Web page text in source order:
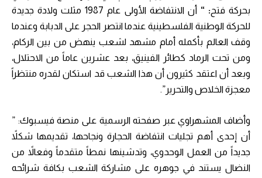
بحركة فتح: “
أن الانتفاضة الأولى عام 1987 مثلت ولادة جديدة
للحركة الوطنية الفلسطينية عندما انتصر الحجر على الدبابة وعندما
وقف العالم بأكمله أمام مشهد لشعب ينهض من بين الركام،
ومن تحت الرماد كطائر الفينيق، بعد عشرين عاماً من الاحتلال،
وبعد أن اعتقد كثيرون أن هذا الشعب قد استكان لقدره منتظراً
معجزة الخلاص والتحرير”.
وأضاف المشهراوي عبر صفحته الرسمية على منصة فيسبوك: ”
أن إحدى أهم تجليات انتفاضة الحجارة ونجاحها، تقديمها شكلاً
جديداً من العمل الوحدوي، وتدشينها نمطاً متقدماً وفعالاً من
النضال يستند في جوهره على مشاركة الشعب بكافة شرائحه